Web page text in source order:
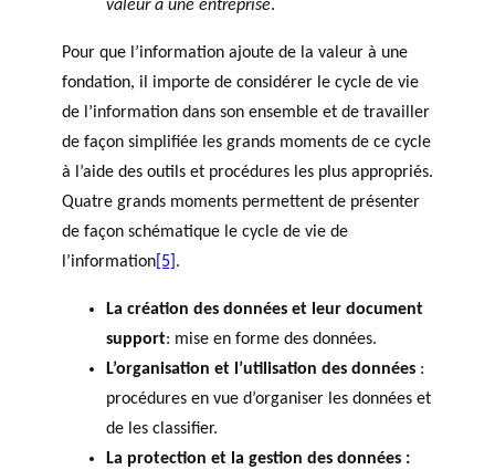
valeur à une entreprise.
Pour que l’information ajoute de la valeur à une
fondation, il importe de considérer le cycle de vie
de l’information dans son ensemble et de travailler
de façon simplifiée les grands moments de ce cycle
à l’aide des outils et procédures les plus appropriés.
Quatre grands moments permettent de présenter
de façon schématique le cycle de vie de
l’information [5] .
La création des données et leur document
support: mise en forme des données.
L’organisation et l’utilisation des données :
procédures en vue d’organiser les données et
de les classifier.
La protection et la gestion des données :